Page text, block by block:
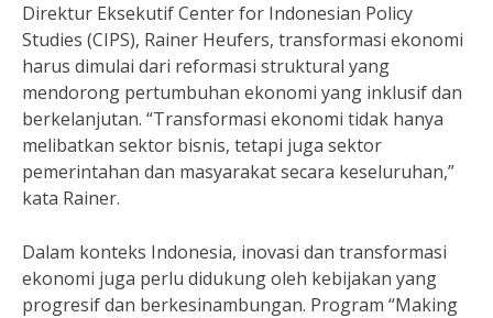
Direktur Eksekutif Center for Indonesian Policy
Studies (CIPS), Rainer Heufers, transformasi ekonomi
harus dimulai dari reformasi struktural yang
mendorong pertumbuhan ekonomi yang inklusif dan
berkelanjutan. “Transformasi ekonomi tidak hanya
melibatkan sektor bisnis, tetapi juga sektor
pemerintahan dan masyarakat secara keseluruhan,”
kata Rainer.
Dalam konteks Indonesia, inovasi dan transformasi
ekonomi juga perlu didukung oleh kebijakan yang
progresif dan berkesinambungan. Program “Making